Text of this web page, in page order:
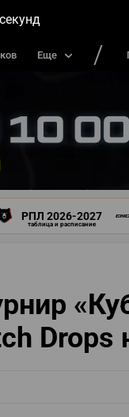
секундКОМАНДЫ И
Еще
РПЛ 2026-2027
таблица и расписание